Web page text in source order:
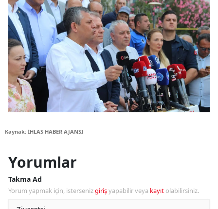
Kaynak: İHLAS HABER AJANSI
Yorumlar
Takma Ad
Yorum yapmak için, istersenizgirişyapabilir veya kayıt olabilirsiniz.